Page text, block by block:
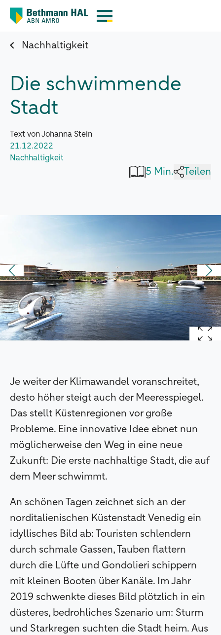
Nachhaltigkeit
Die schwimmende
Stadt
Text von Johanna Stein
21.12.2022
Nachhaltigkeit
5 Min. Teilen
Je weiter der Klimawandel voranschreitet,
desto höher steigt auch der Meeresspiegel.
Das stellt Küstenregionen vor große
Probleme. Eine innovative Idee ebnet nun
möglicherweise den Weg in eine neue
Zukunft: Die erste nachhaltige Stadt, die auf
dem Meer schwimmt.
An schönen Tagen zeichnet sich an der
norditalienischen Küstenstadt Venedig ein
idyllisches Bild ab: Touristen schlendern
durch schmale Gassen, Tauben flattern
durch die Lüfte und Gondolieri schippern
mit kleinen Booten über Kanäle. Im Jahr
2019 schwenkte dieses Bild plötzlich in ein
düsteres, bedrohliches Szenario um: Sturm
und Starkregen suchten die Stadt heim. Aus